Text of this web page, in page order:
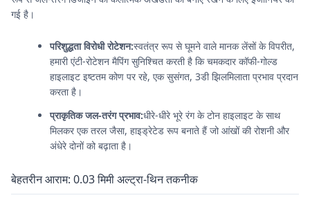
गई है।
परिशुद्धता विरोधी रोटेशन:स्वतंत्र रूप से घूमने वाले मानक लेंसों के विपरीत,
हमारी एंटी-रोटेशन मैपिंग सुनिश्चित करती है कि चमकदार कॉफी-गोल्ड
हाइलाइट इष्टतम कोण पर रहे, एक सुसंगत, 3डी झिलमिलाता प्रभाव प्रदान
करता है।
प्राकृतिक जल-तरंग प्रभाव:धीरे-धीरे भूरे रंग के टोन हाइलाइट के साथ
मिलकर एक तरल जैसा, हाइड्रेटेड रूप बनाते हैं जो आंखों की रोशनी और
अंधेरे दोनों को बढ़ाता है।
बेहतरीन आराम: 0.03 मिमी अल्ट्रा-थिन तकनीक